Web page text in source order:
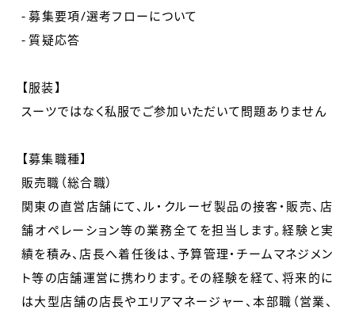
- 募集要項/選考フローについて
- 質疑応答
【服装】
スーツではなく私服でご参加いただいて問題ありません
【募集職種】
販売職（総合職）
関東の直営店舗にて、ル・クルーゼ製品の接客・販売、店
舗オペレーション等の業務全てを担当します。経験と実
績を積み、店長へ着任後は、予算管理・チームマネジメン
ト等の店舗運営に携わります。その経験を経て、将来的に
は大型店舗の店長やエリアマネージャー、本部職（営業、